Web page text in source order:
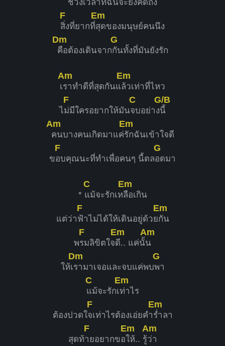
ช่วงเวลาที่ฉันจะยังคิดถึง
F
สิ่งที่ยากที่
Em
สุดของมนุษย์คนนึง
Dm
คือต้องเดินจาก
G
กันทั้งที่มันยังรัก
เ
Am
ราทำดีที่สุดกันแ
Em
ล้วเท่าที่ไหว
ไ
F
ม่มีใครอยากให้มัน
C
จบอย่าง
G/B
นี้
Am
คนบางคนเกิดมาแค่
Em
รักฉันเข้าใจดี
ข
F
อบคุณนะที่ทำเพื่อคนๆ นี้ตล
G
อดมา
*
C
แม้จะรักเห
Em
ลือเกิน
แต่ว่า
F
ฟ้าไม่ได้ให้เดินอยู่ด้วย
Em
กัน
พ
F
รมลิขิตใจ
Em
ดี.. แค่นั้
Am
น
ให้เ
Dm
รามาเจอและจบแค่พบ
G
พา
C
แม้จะรักเ
Em
ท่าไร
ต้องปวดใ
F
จเท่าไรต้องเอ่ยคำ
Em
ร่ำลา
สุดท้
F
ายอยากขอ
Em
ให้.. รู้
Am
ว่า